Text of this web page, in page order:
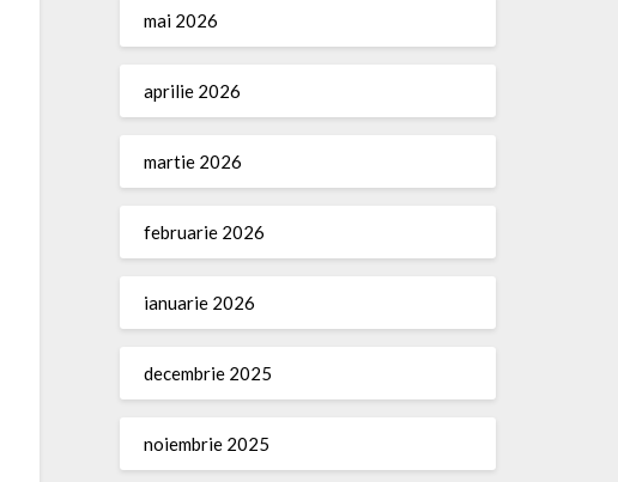
mai 2026
aprilie 2026
martie 2026
februarie 2026
ianuarie 2026
decembrie 2025
noiembrie 2025